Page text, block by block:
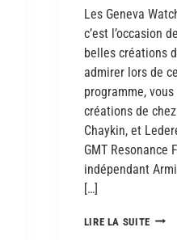
Les Geneva
c’est l’occasion
belles créations
admirer lors de
programme,
créations de
Chaykin, et
GMT Resonance
indépendant
[…]
LIRE LA SUITE